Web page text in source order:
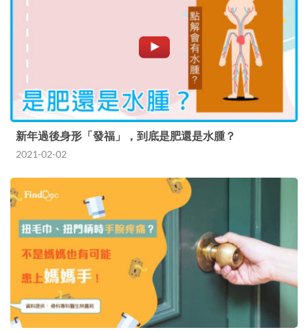
新年過後身形「發福」，到底是肥還是水腫？
2021-02-02